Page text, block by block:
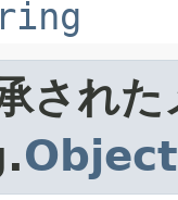
された
Object